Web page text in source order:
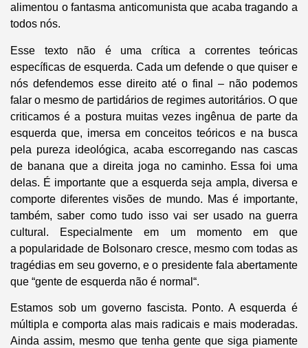
alimentou o fantasma anticomunista que acaba tragando a
todos nós.
Esse texto não é uma crítica a correntes teóricas
específicas de esquerda. Cada um defende o que quiser e
nós defendemos esse direito até o final – não podemos
falar o mesmo de partidários de regimes autoritários. O que
criticamos é a postura muitas vezes ingênua de parte da
esquerda que, imersa em conceitos teóricos e na busca
pela pureza ideológica, acaba escorregando nas cascas
de banana que a direita joga no caminho. Essa foi uma
delas. É importante que a esquerda seja ampla, diversa e
comporte diferentes visões de mundo. Mas é importante,
também, saber como tudo isso vai ser usado na guerra
cultural. Especialmente em um momento em que
a popularidade de Bolsonaro cresce, mesmo com todas as
tragédias em seu governo, e o presidente fala abertamente
que “gente de esquerda não é normal“.
Estamos sob um governo fascista. Ponto. A esquerda é
múltipla e comporta alas mais radicais e mais moderadas.
Ainda assim, mesmo que tenha gente que siga piamente